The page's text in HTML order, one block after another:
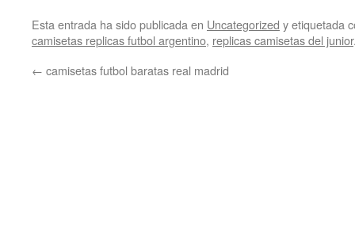
Esta entrada ha sido publicada en Uncategorized y etiquetada
camisetas replicas futbol argentino, replicas camisetas del junior
← camisetas futbol baratas real madrid